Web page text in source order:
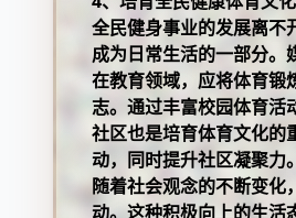
全民健身事业的发展离不
成为日常生活的一部分。
在教育领域，应将体育锻
志。通过丰富校园体育活
社区也是培育体育文化的
动，同时提升社区凝聚力
随着社会观念的不断变化
动。这种积极向上的生活